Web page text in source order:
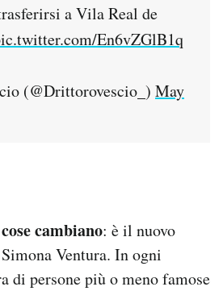
a Vila Real de
En6vZGlB1q
(@Drittorovescio_) May
cambiano: è il nuovo
Ventura. In ogni
di persone più o meno famose